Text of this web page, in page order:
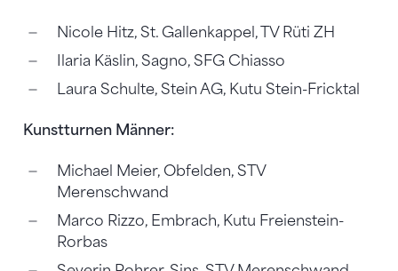
Nicole Hitz, St. Gallenkappel, TV Rüti ZH
Ilaria Käslin, Sagno, SFG Chiasso
Laura Schulte, Stein AG, Kutu Stein-Fricktal
Kunstturnen Männer:
Michael Meier, Obfelden, STV
Merenschwand
Marco Rizzo, Embrach, Kutu Freienstein-
Rorbas